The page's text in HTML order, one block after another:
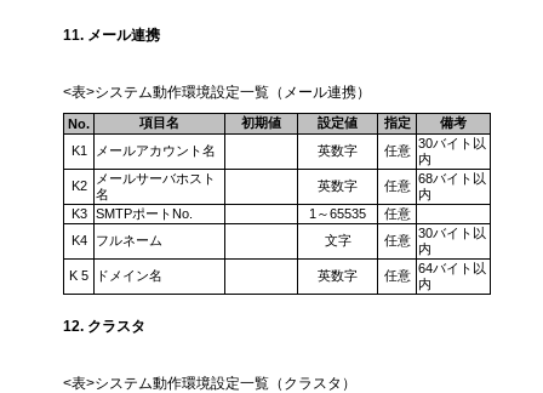
11. メール連携
<表>システム動作環境設定一覧（メール連携）
No. 項目名 初期値 設定値 指定
備考
K1
メールアカウント名 英数字 任意 30バイト以
内
K2
メールサーバホスト
名
英数字 任意 68バイト以
内
K3
SMTPポートNo. 1～65535
任意
K4
フルネーム 文字 任意 30バイト以
内
K 5
ドメイン名 英数字 任意 64バイト以
内
12. クラスタ
<表>システム動作環境設定一覧（クラスタ）